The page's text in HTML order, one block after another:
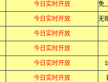
今日实时开放
今日实时开放
今日实时开放
今日实时开放
今日实时开放
今日实时开放